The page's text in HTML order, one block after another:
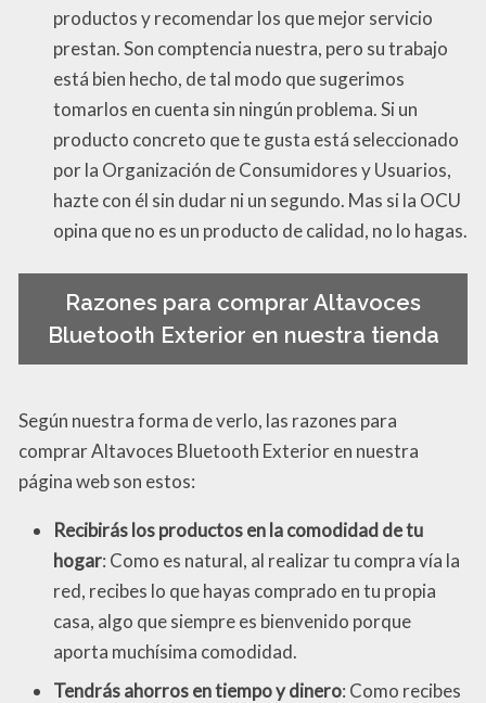
productos y recomendar los que mejor servicio
prestan. Son comptencia nuestra, pero su trabajo
está bien hecho, de tal modo que sugerimos
tomarlos en cuenta sin ningún problema. Si un
producto concreto que te gusta está seleccionado
por la Organización de Consumidores y Usuarios,
hazte con él sin dudar ni un segundo. Mas si la OCU
opina que no es un producto de calidad, no lo hagas.
Razones para comprar Altavoces
Bluetooth Exterior en nuestra tienda
Según nuestra forma de verlo, las razones para
comprar Altavoces Bluetooth Exterior en nuestra
página web son estos:
Recibirás los productos en la comodidad de tu
hogar: Como es natural, al realizar tu compra vía la
red, recibes lo que hayas comprado en tu propia
casa, algo que siempre es bienvenido porque
aporta muchísima comodidad.
Tendrás ahorros en tiempo y dinero: Como recibes